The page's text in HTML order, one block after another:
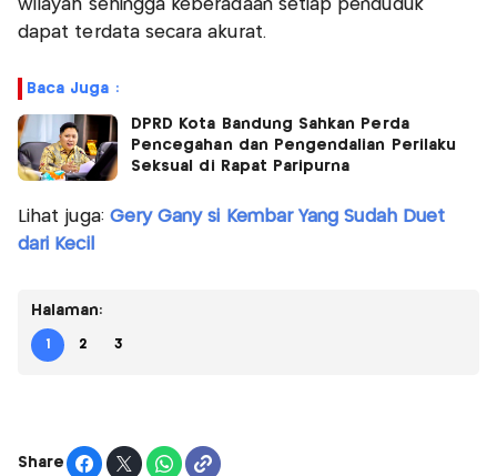
wilayah sehingga keberadaan setiap penduduk
dapat terdata secara akurat.
Baca Juga :
DPRD Kota Bandung Sahkan Perda
Pencegahan dan Pengendalian Perilaku
Seksual di Rapat Paripurna
Lihat juga: Gery Gany si Kembar Yang Sudah Duet
dari Kecil
Halaman:
1 2 3
Share